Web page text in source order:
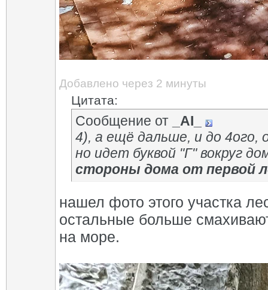
Добавлено через 2 минуты
Цитата:
Сообщение от
_AI_
4), а ещё дальше, и до 4ого,
но идет буквой "Г" вокруг
стороны дома от первой
нашел фото этого участка
остальные больше
на море.